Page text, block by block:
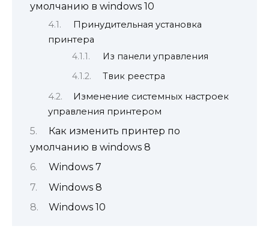
умолчанию в windows 10
Принудительная установка
принтера
Из панели управления
Твик реестра
Изменение системных настроек
управления принтером
Как изменить принтер по
умолчанию в windows 8
Windows 7
Windows 8
Windows 10